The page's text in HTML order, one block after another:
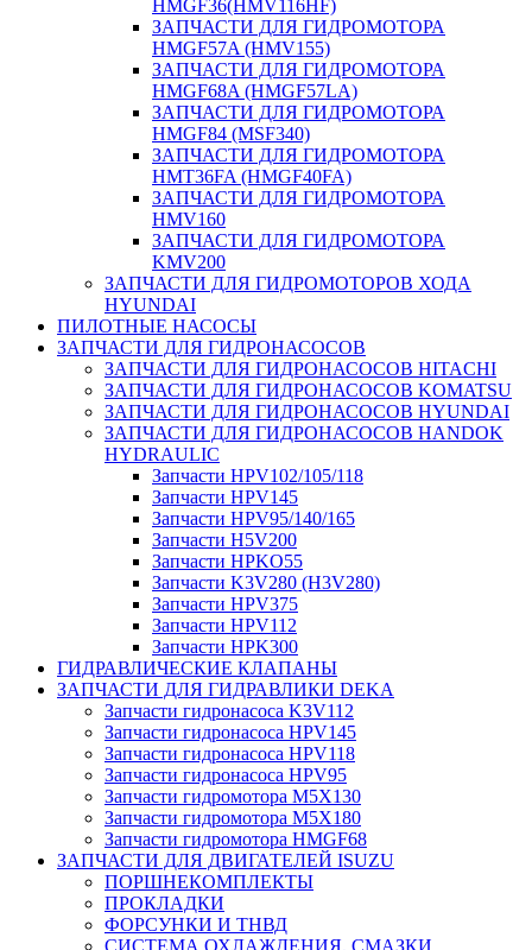
HMGF36(HMV116HF)
ЗАПЧАСТИ ДЛЯ ГИДРОМОТОРА
HMGF57A (HMV155)
ЗАПЧАСТИ ДЛЯ ГИДРОМОТОРА
HMGF68A (HMGF57LA)
ЗАПЧАСТИ ДЛЯ ГИДРОМОТОРА
HMGF84 (MSF340)
ЗАПЧАСТИ ДЛЯ ГИДРОМОТОРА
HMT36FA (HMGF40FA)
ЗАПЧАСТИ ДЛЯ ГИДРОМОТОРА
HMV160
ЗАПЧАСТИ ДЛЯ ГИДРОМОТОРА
KMV200
ЗАПЧАСТИ ДЛЯ ГИДРОМОТОРОВ ХОДА
HYUNDAI
ПИЛОТНЫЕ НАСОСЫ
ЗАПЧАСТИ ДЛЯ ГИДРОНАСОСОВ
ЗАПЧАСТИ ДЛЯ ГИДРОНАСОСОВ HITACHI
ЗАПЧАСТИ ДЛЯ ГИДРОНАСОСОВ KOMATSU
ЗАПЧАСТИ ДЛЯ ГИДРОНАСОСОВ HYUNDAI
ЗАПЧАСТИ ДЛЯ ГИДРОНАСОСОВ HANDOK
HYDRAULIC
Запчасти HPV102/105/118
Запчасти HPV145
Запчасти HPV95/140/165
Запчасти H5V200
Запчасти HPKO55
Запчасти K3V280 (H3V280)
Запчасти HPV375
Запчасти HPV112
Запчасти HPK300
ГИДРАВЛИЧЕСКИЕ КЛАПАНЫ
ЗАПЧАСТИ ДЛЯ ГИДРАВЛИКИ DEKA
Запчасти гидронасоса K3V112
Запчасти гидронасоса HPV145
Запчасти гидронасоса HPV118
Запчасти гидронасоса HPV95
Запчасти гидромотора M5X130
Запчасти гидромотора M5X180
Запчасти гидромотора HMGF68
ЗАПЧАСТИ ДЛЯ ДВИГАТЕЛЕЙ ISUZU
ПОРШНЕКОМПЛЕКТЫ
ПРОКЛАДКИ
ФОРСУНКИ И ТНВД
СИСТЕМА ОХЛАЖДЕНИЯ, СМАЗКИ